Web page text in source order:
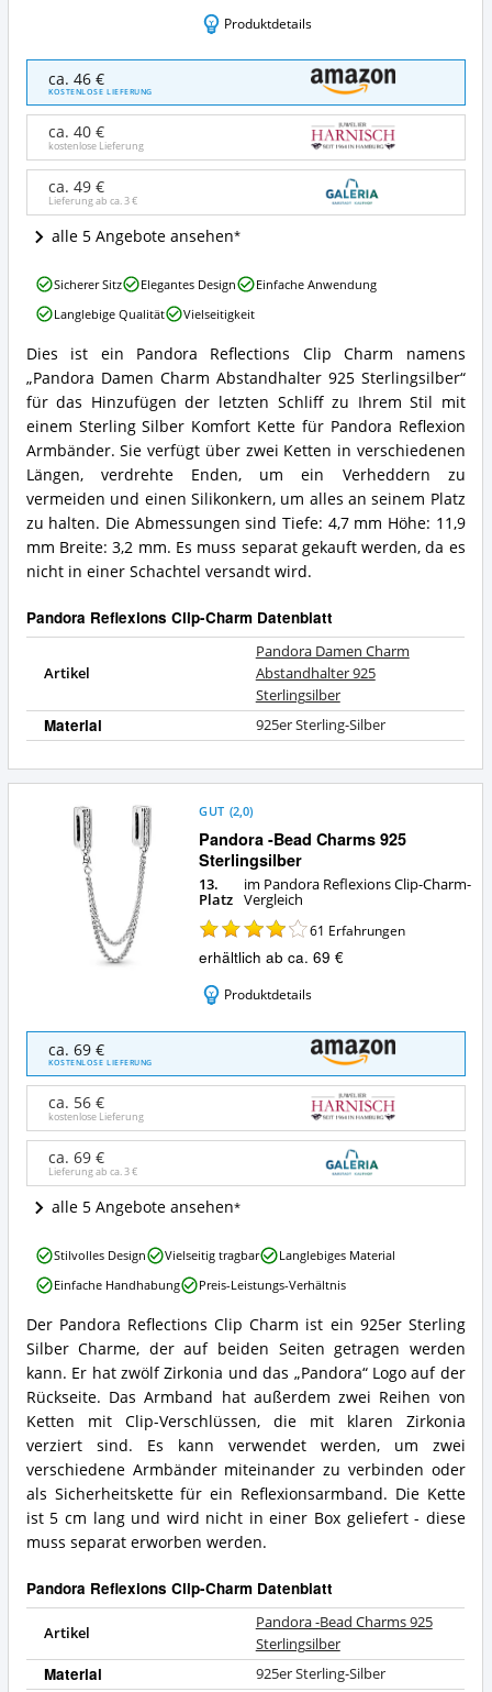
Produktdetails
Pandora
Damen
Charm
Abstandhalter
925
Sterlingsilber
Angebote:
ist
dieser
Reflexions
Clip-
Charm
erhältlich?
ca. 46 €
KOSTENLOSE LIEFERUNG
ca. 40 €
kostenlose Lieferung
ca. 49 €
Lieferung ab ca.3 €
alle 5 Angebote ansehen
Pandora
Damen
Charm
Abstandhalter
925
Sterlingsilber
Zusammenfassung:
Was
bietet
dieser
Pandora
Reflexions
Charm?
Dies ist ein Pandora Reflections Clip Charm namens
„Pandora Damen Charm Abstandhalter 925 Sterlingsilber“
für das Hinzufügen der letzten Schliff zu Ihrem Stil mit
einem Sterling Silber Komfort Kette für Pandora Reflexion
Armbänder. Sie verfügt über zwei Ketten in verschiedenen
Längen, verdrehte Enden, um ein Verheddern zu
vermeiden und einen Silikonkern, um alles an seinem Platz
zu halten. Die Abmessungen sind Tiefe: 4,7 mm Höhe: 11,9
mm Breite: 3,2 mm. Es muss separat gekauft werden, da es
nicht in einer Schachtel versandt wird.
Pandora Reflexions Clip-Charm Datenblatt
Artikel
Pandora Damen Charm
Abstandhalter 925
Sterlingsilber
Material 925er Sterling-Silber
Pandora
Damen
Charm
925
Sterlingsilber
Vorteile:
Was
spricht
für
diesen
Pandora
Reflexions
Charm?
Sicherer Sitz Elegantes Design
Einfache Anwendung
Langlebige Qualität
Vielseitigkeit
Pandora -Bead Charms 925
Sterlingsilber
GUT (2,0)
13.
Platz
im Pandora Reflexions Clip-Charm-
Vergleich
61 Erfahrungen
erhältlich ab ca. 69 €
Produktdetails
Pandora
Bead
Charms
925
Sterlingsilber
Angebote:
ist
dieser
Reflexions
Clip-
Charm
erhältlich?
ca. 69 €
KOSTENLOSE LIEFERUNG
ca. 56 €
kostenlose Lieferung
ca. 69 €
Lieferung ab ca.3 €
alle 5 Angebote ansehen
Pandora
-
Bead
Charms
925
Sterlingsilber
Zusammenfassung:
Was
bietet
dieser
Pandora
Reflexions
Charm?
Der Pandora Reflections Clip Charm ist ein 925er Sterling
Silber Charme, der auf beiden Seiten getragen werden
kann. Er hat zwölf Zirkonia und das „Pandora“ Logo auf der
Rückseite. Das Armband hat außerdem zwei Reihen von
Ketten mit Clip-Verschlüssen, die mit klaren Zirkonia
verziert sind. Es kann verwendet werden, um zwei
verschiedene Armbänder miteinander zu verbinden oder
als Sicherheitskette für ein Reflexionsarmband. Die Kette
ist 5 cm lang und wird nicht in einer Box geliefert - diese
muss separat erworben werden.
Pandora Reflexions Clip-Charm Datenblatt
Artikel
Pandora -Bead Charms 925
Sterlingsilber
Material 925er Sterling-Silber
Pandora
Bead
925
Sterlingsilber
Vorteile:
Was
spricht
für
diesen
Pandora
Reflexions
Clip-
Charm?
Stilvolles Design Vielseitig tragbar
Langlebiges Material
Einfache Handhabung
Preis-Leistungs-Verhältnis